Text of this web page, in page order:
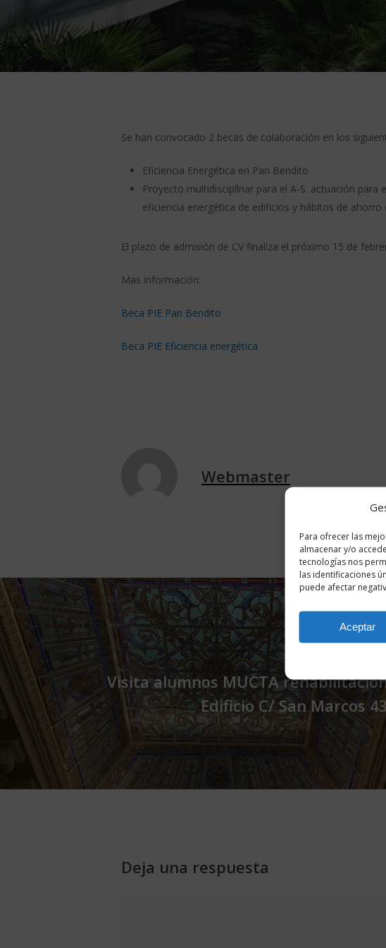
Para ofrecer las
almacenar y/o
tecnologías nos
las identificaciones
puede afectar
Aceptar
Se han convocado 2 becas de colaboración en los
Eficiencia Energética en Pan Bendito
Proyecto multidiscipllnar para el A-S. actuación para
eficiencia energética de edificios y hábitos de ahorro
El plazo de admisión de CV finaliza el próximo 15 de
Mas información:
Beca PIE Pan Bendito
Beca PIE Eficiencia energética
Webmaster
Visita alumnos MUCTA
Edificio C/ San Marcos 43
Deja una respuesta